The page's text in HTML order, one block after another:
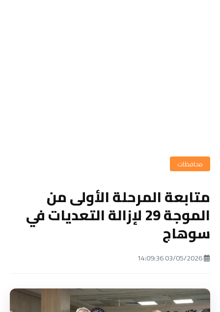
محافظات
متابعة المرحلة الأولى من
الموجة 29 لإزالة التعديات في
سوهاج